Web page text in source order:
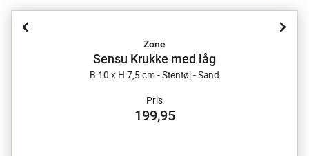
Zone
Sensu Krukke med låg
B 10 x H 7,5 cm - Stentøj - Sand
Pris
199,95